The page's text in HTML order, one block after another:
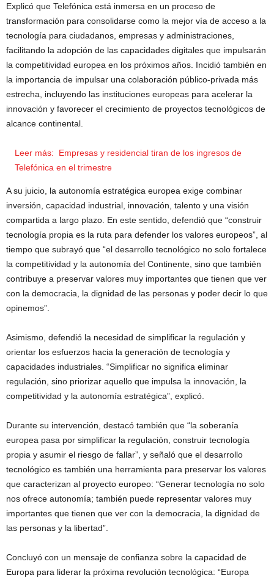
Explicó que Telefónica está inmersa en un proceso de
transformación para consolidarse como la mejor vía de acceso a la
tecnología para ciudadanos, empresas y administraciones,
facilitando la adopción de las capacidades digitales que impulsarán
la competitividad europea en los próximos años. Incidió también en
la importancia de impulsar una colaboración público-privada más
estrecha, incluyendo las instituciones europeas para acelerar la
innovación y favorecer el crecimiento de proyectos tecnológicos de
alcance continental.
Leer más:
Empresas y residencial tiran de los ingresos de
Telefónica en el trimestre
A su juicio, la autonomía estratégica europea exige combinar
inversión, capacidad industrial, innovación, talento y una visión
compartida a largo plazo. En este sentido, defendió que “construir
tecnología propia es la ruta para defender los valores europeos”, al
tiempo que subrayó que “el desarrollo tecnológico no solo fortalece
la competitividad y la autonomía del Continente, sino que también
contribuye a preservar valores muy importantes que tienen que ver
con la democracia, la dignidad de las personas y poder decir lo que
opinemos”.
Asimismo, defendió la necesidad de simplificar la regulación y
orientar los esfuerzos hacia la generación de tecnología y
capacidades industriales. “Simplificar no significa eliminar
regulación, sino priorizar aquello que impulsa la innovación, la
competitividad y la autonomía estratégica”, explicó.
Durante su intervención, destacó también que “la soberanía
europea pasa por simplificar la regulación, construir tecnología
propia y asumir el riesgo de fallar”, y señaló que el desarrollo
tecnológico es también una herramienta para preservar los valores
que caracterizan al proyecto europeo: “Generar tecnología no solo
nos ofrece autonomía; también puede representar valores muy
importantes que tienen que ver con la democracia, la dignidad de
las personas y la libertad”.
Concluyó con un mensaje de confianza sobre la capacidad de
Europa para liderar la próxima revolución tecnológica: “Europa